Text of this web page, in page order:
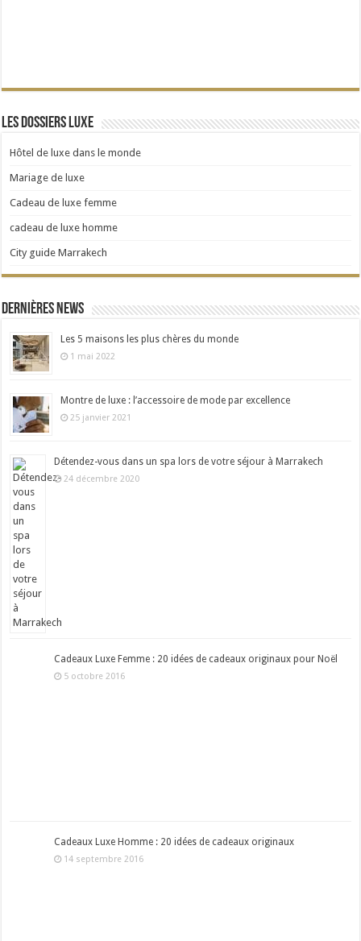
Les dossiers Luxe
Hôtel de luxe dans le monde
Mariage de luxe
Cadeau de luxe femme
cadeau de luxe homme
City guide Marrakech
Dernières news
Les 5 maisons les plus chères du monde
1 mai 2022
Montre de luxe : l’accessoire de mode par excellence
25 janvier 2021
Détendez-vous dans un spa lors de votre séjour à Marrakech
24 décembre 2020
Cadeaux Luxe Femme : 20 idées de cadeaux originaux pour Noël
5 octobre 2016
Cadeaux Luxe Homme : 20 idées de cadeaux originaux
14 septembre 2016